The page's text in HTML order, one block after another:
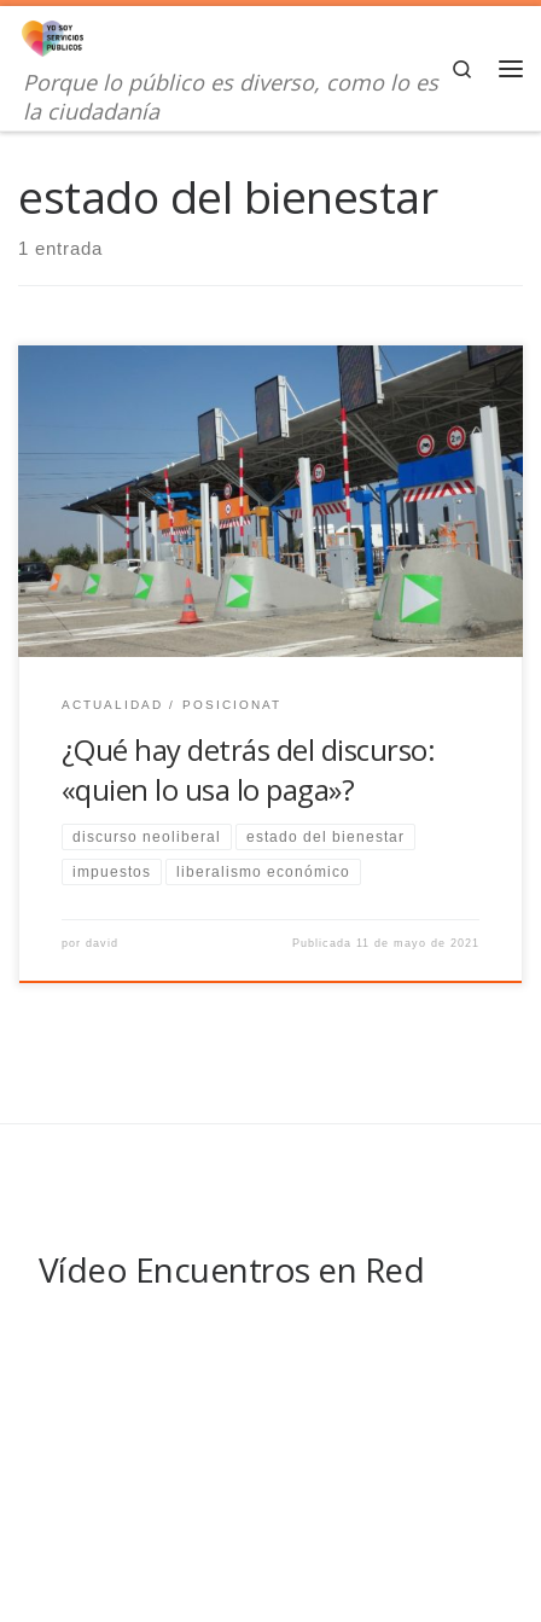
Saltar al contenido
Porque lo público es diverso, como lo es
la ciudadanía
Search
estado del bienestar
1 entrada
¿qué pasa con el planteamiento de base del estado de
bienestar donde todos y todas somos responsables y
contribuimos a su mantenimiento?
ACTUALIDAD POSICIONAT
¿Qué hay detrás del discurso:
«quien lo usa lo paga»?
discurso neoliberal estado del bienestar
impuestos liberalismo económico
por david Publicada 11 de mayo de 2021
Vídeo Encuentros en Red